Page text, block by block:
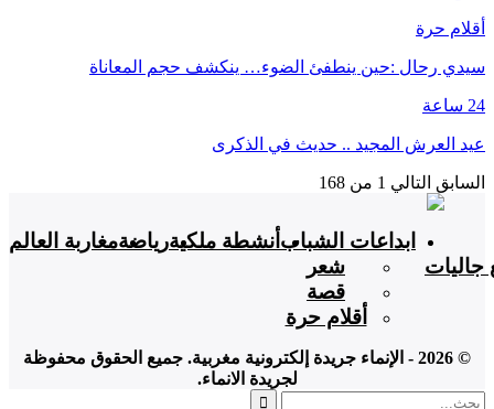
أقلام حرة
سيدي رحال :حين ينطفئ الضوء… ينكشف حجم المعاناة
24 ساعة
عيد العرش المجيد .. حديث في الذكرى
السابق التالي 1 من 168
جاليات
ابداعات الشباب
شعر
قصة
أقلام حرة
أنشطة ملكيةرياضةمغاربة العالم
© 2026 - الإنماء جريدة إلكترونية مغربية. جميع الحقوق محفوظة
لجريدة الانماء.